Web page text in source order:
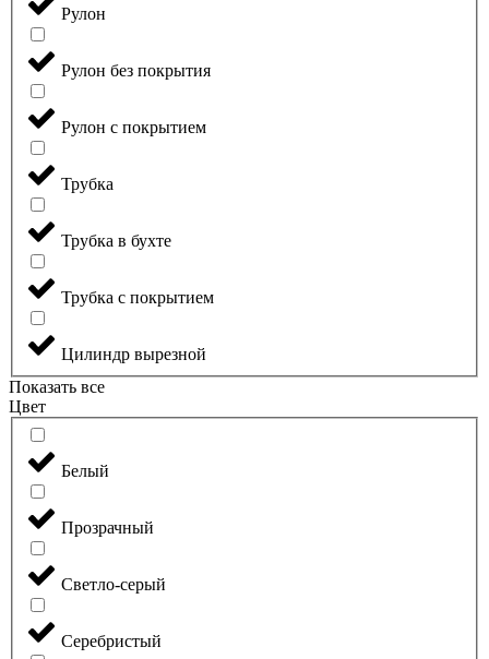
Рулон
Рулон без покрытия
Рулон с покрытием
Трубка
Трубка в бухте
Трубка с покрытием
Цилиндр вырезной
Показать все
Цвет
Белый
Прозрачный
Светло-серый
Серебристый